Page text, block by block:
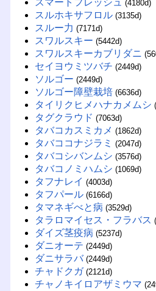
スマートフレッシュ (4180d)
スルホキサフロル (3135d)
スルー力 (7171d)
スワルスキー (5442d)
スワルスキーカブリダニ
セイヨウミツバチ (2449d)
ソルゴー (2449d)
ソルゴー障壁栽培 (6636d)
タイリクヒメハナカメムシ
タグクラウド (7063d)
タバコカスミカメ (1862d)
タバココナジラミ (2047d)
タバコシバンムシ (3576d)
タバコノミハムシ (1069d)
タフナレイ (4003d)
タフパール (6166d)
タマネギべと病 (3529d)
タラロマイセス・フラバス
ダイズ茎疫病 (5237d)
ダニオーテ (2449d)
ダニサラバ (2449d)
チャドクガ (2121d)
チャノキイロアザミウマ